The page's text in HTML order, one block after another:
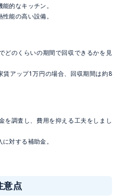
的なキッチン。
能の高い設備。
どのくらいの期間で回収できるかを見
アップ1万円の場合、回収期間は約8
を調査し、費用を抑える工夫をしまし
対する補助金。
意点